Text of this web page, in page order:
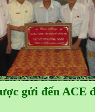
gửi đến ACE